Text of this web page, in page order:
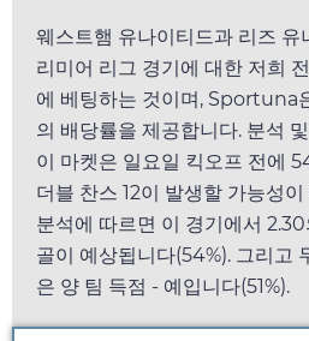
웨스트햄 유나이티드과 리즈 유
리미어 리그 경기에 대한 저희
에 베팅하는 것이며, Sportuna
의 배당률을 제공합니다. 분석
이 마켓은 일요일 킥오프 전에
더블 찬스 12이 발생할 가능성
분석에 따르면 이 경기에서 2.30
골이 예상됩니다(54%). 그리고
은 양 팀 득점 - 예입니다(51%).